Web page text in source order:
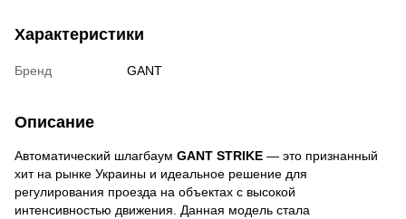
Характеристики
Бренд GANT
Описание
Автоматический шлагбаум GANT STRIKE — это признанный
хит на рынке Украины и идеальное решение для
регулирования проезда на объектах с высокой
интенсивностью движения. Данная модель стала